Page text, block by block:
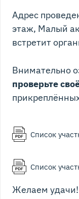
Адрес
этаж, Малый
встретит
Внимательно
проверьте
Список
Список
Желаем удачи!